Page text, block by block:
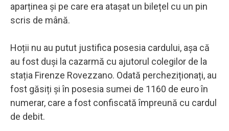
aparținea și pe care era atașat un bilețel cu un pin
scris de mână.
Hoții nu au putut justifica posesia cardului, așa că
au fost duși la cazarmă cu ajutorul colegilor de la
stația Firenze Rovezzano. Odată percheziționați, au
fost găsiți și în posesia sumei de 1160 de euro în
numerar, care a fost confiscată împreună cu cardul
de debit.